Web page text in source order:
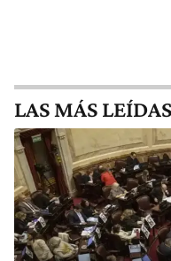
LAS MÁS LEÍDAS